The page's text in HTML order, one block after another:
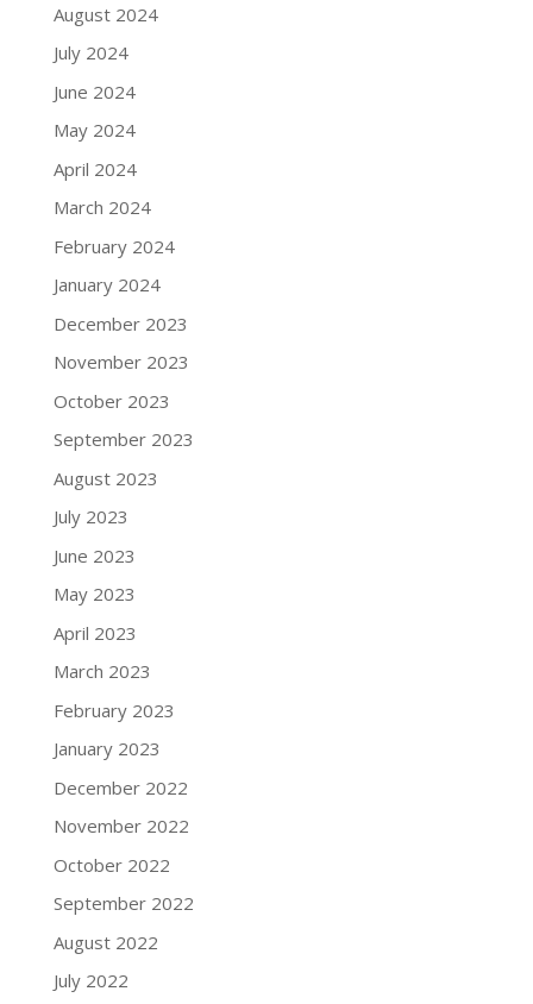
August 2024
July 2024
June 2024
May 2024
April 2024
March 2024
February 2024
January 2024
December 2023
November 2023
October 2023
September 2023
August 2023
July 2023
June 2023
May 2023
April 2023
March 2023
February 2023
January 2023
December 2022
November 2022
October 2022
September 2022
August 2022
July 2022